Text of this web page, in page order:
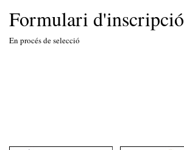
Formulari d'inscripció
En procés de selecció